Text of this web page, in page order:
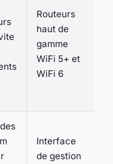
Routeurs
haut de
gamme
WiFi 5+ et
WiFi 6
Interface
de gestion